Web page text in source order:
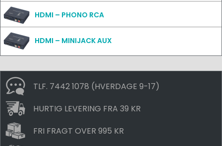
HDMI – PHONO RCA
HDMI – MINIJACK AUX
TLF. 7442 1078 (HVERDAGE 9-17)
HURTIG LEVERING FRA 39 KR
FRI FRAGT OVER 995 KR